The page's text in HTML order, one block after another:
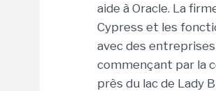
aide à Oracle. La
Cypress et les
avec des
commençant par la
près du lac de Lady